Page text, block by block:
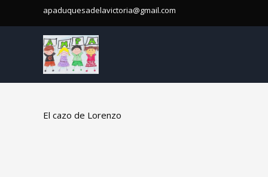
al
apaduquesadelavictoria@gmail.com
El cazo de Lorenzo